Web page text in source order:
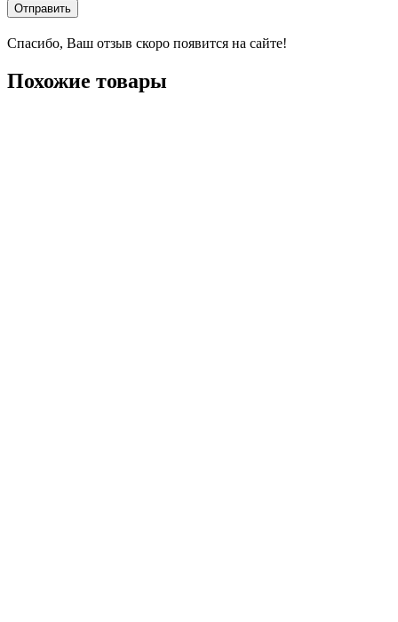
Отправить
Спасибо, Ваш отзыв скоро появится на сайте!
Похожие товары